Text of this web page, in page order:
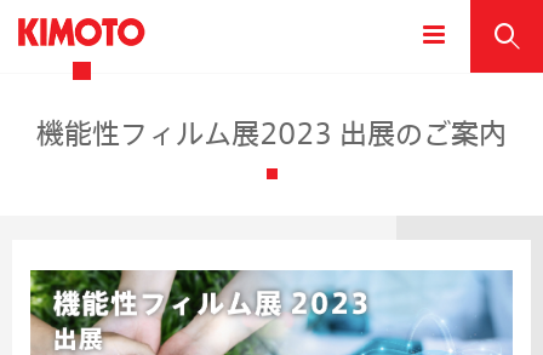
機能性フィルム展2023 出展のご案内